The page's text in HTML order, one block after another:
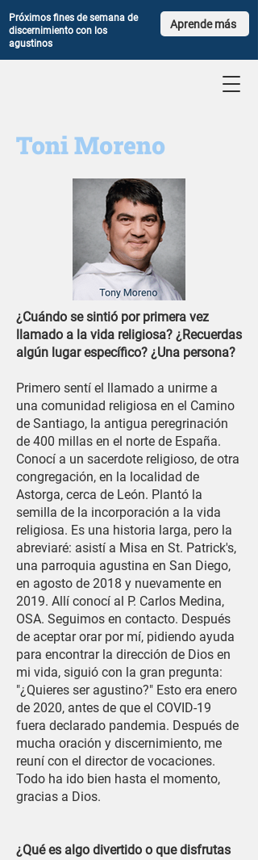
Próximos fines de semana de
discernimiento con los
agustinos
Aprende más
Toni Moreno
¿Cuándo se sintió por primera vez
llamado a la vida religiosa? ¿Recuerdas
algún lugar específico? ¿Una persona?
Primero sentí el llamado a unirme a
una comunidad religiosa en el Camino
de Santiago, la antigua peregrinación
de 400 millas en el norte de España.
Conocí a un sacerdote religioso, de otra
congregación, en la localidad de
Astorga, cerca de León. Plantó la
semilla de la incorporación a la vida
religiosa. Es una historia larga, pero la
abreviaré: asistí a Misa en St. Patrick's,
una parroquia agustina en San Diego,
en agosto de 2018 y nuevamente en
2019. Allí conocí al P. Carlos Medina,
OSA. Seguimos en contacto. Después
de aceptar orar por mí, pidiendo ayuda
para encontrar la dirección de Dios en
mi vida, siguió con la gran pregunta:
"¿Quieres ser agustino?" Esto era enero
de 2020, antes de que el COVID-19
fuera declarado pandemia. Después de
mucha oración y discernimiento, me
reuní con el director de vocaciones.
Todo ha ido bien hasta el momento,
gracias a Dios.
¿Qué es algo divertido o que disfrutas